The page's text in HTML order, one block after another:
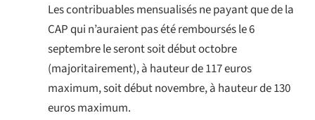
Les contribuables mensualisés ne payant que de la
CAP qui n’auraient pas été remboursés le 6
septembre le seront soit début octobre
(majoritairement), à hauteur de 117 euros
maximum, soit début novembre, à hauteur de 130
euros maximum.